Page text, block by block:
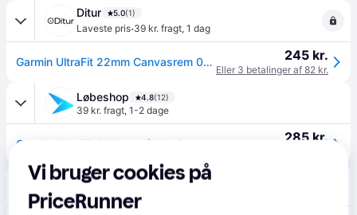
Ditur 5.0(1)
Laveste pris·39 kr. fragt, 1 dag
Garmin UltraFit 22mm Canvasrem 010-13306-10 - Unisex - Quartz - Canvas. 245 kr.
Eller 3 betalinger af 82 kr.
Løbeshop 4.8(12)
39 kr. fragt, 1-2 dage
Garmin UltraFit 22 Strap (Nylon) 285 kr.
Spejder Sport
29 kr. fragt
Vi bruger cookies på
PriceRunner